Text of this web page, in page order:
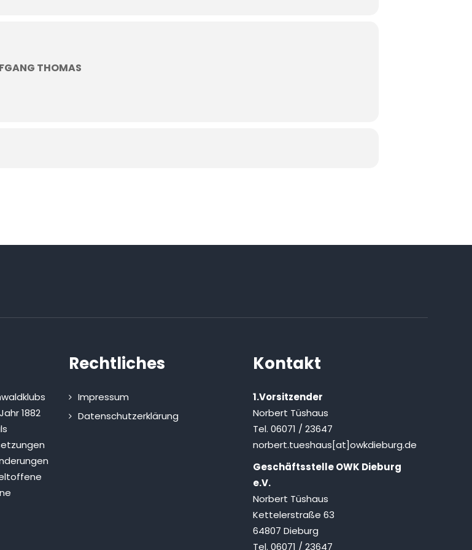
THOMAS
1882
Rechtliches
Impressum
Datenschutzerklärung
Kontakt
1.Vorsitzender
Norbert Tüshaus
Tel. 06071 / 23647
norbert.tueshaus[at]owkdieburg.de
Geschäftsstelle OWK Dieburg
e.V.
Norbert Tüshaus
Kettelerstraße 63
64807 Dieburg
Tel. 06071 / 23647